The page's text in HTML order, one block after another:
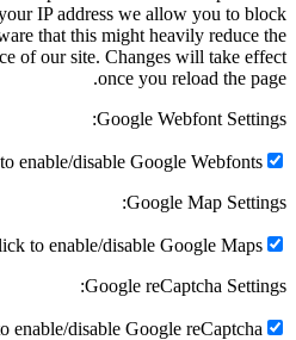
IP address we allow you to block
that this might heavily reduce the
of our site. Changes will take effect
once you reload the page.
Google Webfont Settings:
enable/disable Google Webfonts.
Google Map Settings:
to enable/disable Google Maps.
Google reCaptcha Settings:
enable/disable Google reCaptcha.